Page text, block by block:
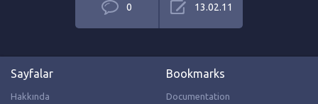
0 13.02.11
Sayfalar
Hakkında
Bookmarks
Documentation